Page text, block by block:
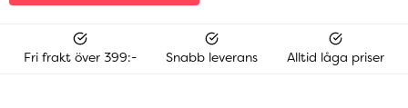
Fri frakt över 399:- Snabb leverans Alltid låga priser